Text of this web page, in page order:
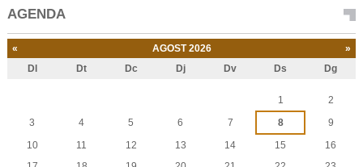
AGENDA
« AGOST 2026 »
Dl Dt Dc Dj Dv Ds Dg
1
2
3
4 5 6 7 8
9
10
11 12 13 14 15
16